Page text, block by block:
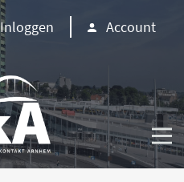
Inloggen Account